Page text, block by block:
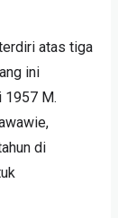
atas tiga
ini
1957 M.
di